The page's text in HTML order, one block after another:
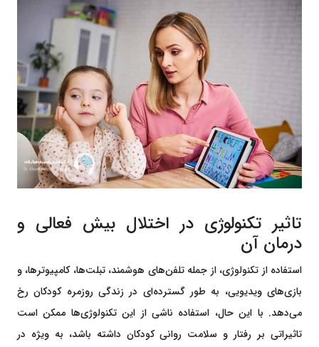
تاثیر تکنولوژی در اختلال بیش فعالی و
درمان آن
استفاده از تکنولوژی، از جمله تلفن‌های هوشمند، تبلت‌ها، کامپیوترها، و
بازی‌های ویدیویی، به طور گسترده‌ای در زندگی روزمره کودکان رخ
می‌دهد. با این حال، استفاده ناشی از این تکنولوژی‌ها ممکن است
تاثیراتی بر رفتار و سلامت روانی کودکان داشته باشد، به ویژه در